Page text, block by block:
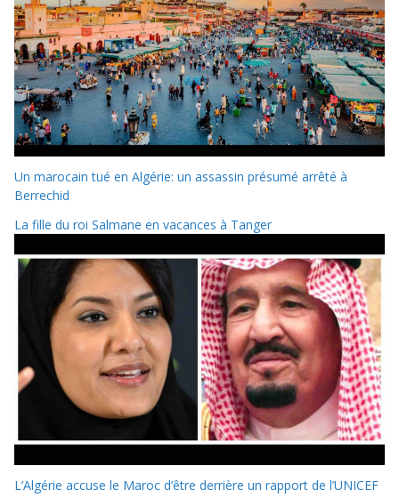
Un marocain tué en Algérie: un assassin présumé arrêté à
Berrechid
La fille du roi Salmane en vacances à Tanger
L’Algérie accuse le Maroc d’être derrière un rapport de l’UNICEF